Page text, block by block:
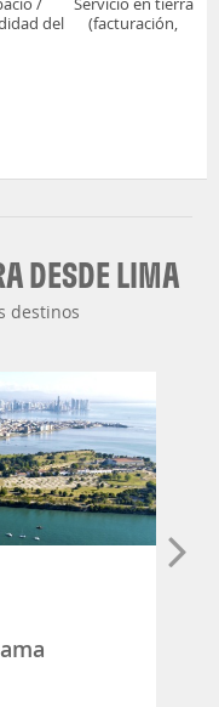
del
(facturación,
DESDE LIMA
destinos